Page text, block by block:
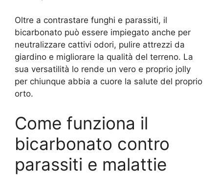
Oltre a contrastare funghi e parassiti, il
bicarbonato può essere impiegato anche per
neutralizzare cattivi odori, pulire attrezzi da
giardino e migliorare la qualità del terreno. La
sua versatilità lo rende un vero e proprio jolly
per chiunque abbia a cuore la salute del proprio
orto.
Come funziona il
bicarbonato contro
parassiti e malattie